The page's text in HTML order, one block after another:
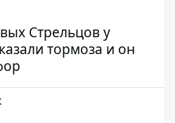
Стрельцов у
тормоза и он